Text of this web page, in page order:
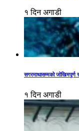
१ दिन अगाडी
सगरमाथासम्मको जोखिमपूर्ण
१ दिन अगाडी